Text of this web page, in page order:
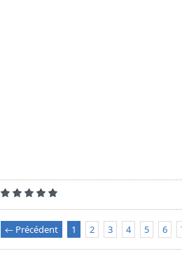
← Précédent 1 2 3 4 5 6